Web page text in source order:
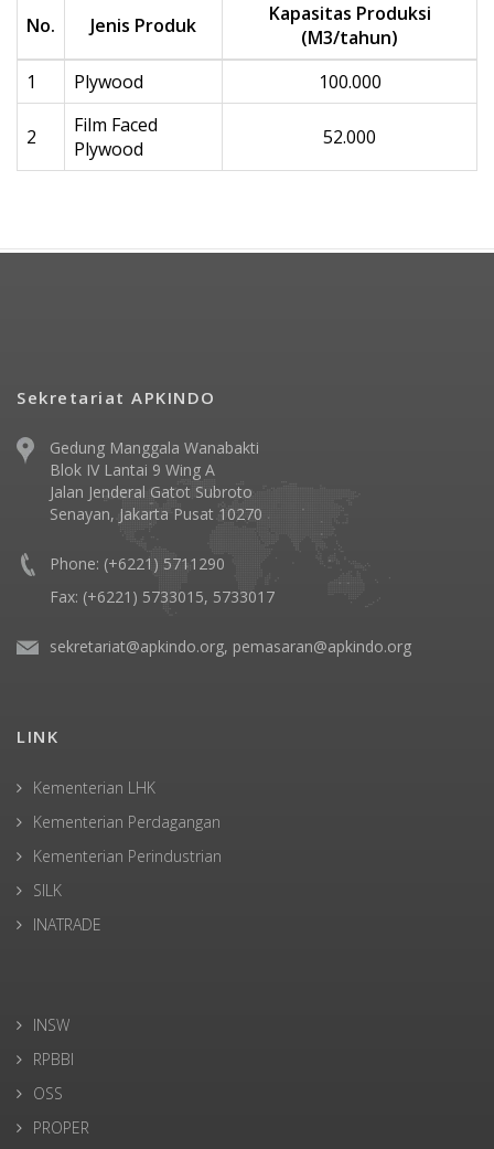
No. Jenis Produk
Kapasitas Produksi
(M3/tahun)
1
Plywood 100.000
2
Film Faced
Plywood
52.000
Sekretariat APKINDO
Gedung Manggala Wanabakti
Blok IV Lantai 9 Wing A
Jalan Jenderal Gatot Subroto
Senayan, Jakarta Pusat 10270
Phone: (+6221) 5711290
Fax: (+6221) 5733015, 5733017
sekretariat@apkindo.org, pemasaran@apkindo.org
LINK
Kementerian LHK
Kementerian Perdagangan
Kementerian Perindustrian
SILK
INATRADE
INSW
RPBBI
OSS
PROPER